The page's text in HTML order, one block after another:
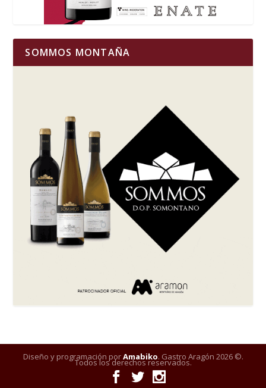
SOMMOS MONTAÑA
Diseño y programación porAmabiko. Gastro Aragón 2026 ©.
Todos los derechos reservados.